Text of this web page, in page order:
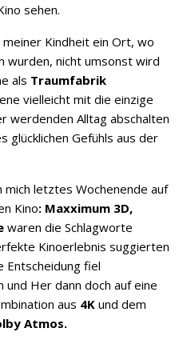
sehen.
meiner Kindheit ein Ort, wo
wurden, nicht umsonst wird
als Traumfabrik
vielleicht mit die einzige
werdenden Alltag abschalten
glücklichen Gefühls aus der
mich letztes Wochenende auf
Kino: Maxximum 3D,
waren die Schlagworte
Kinoerlebnis suggierten
Entscheidung fiel
und Her dann doch auf eine
aus 4K und dem
Atmos.